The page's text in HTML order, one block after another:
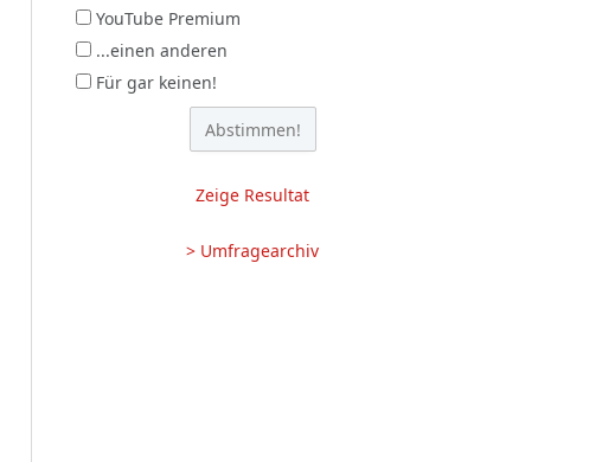
YouTube Premium
...einen anderen
Für gar keinen!
Zeige Resultat
> Umfragearchiv